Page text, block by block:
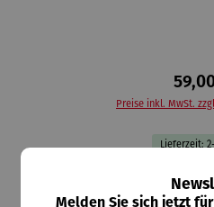
Preise inkl. MwSt.
Lieferzeit:
In den
Melden Sie sich jetzt